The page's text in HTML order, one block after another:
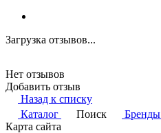
Загрузка отзывов...
Нет отзывов
Добавить отзыв
Назад к списку
Каталог
Поиск Бренды
Карта сайта